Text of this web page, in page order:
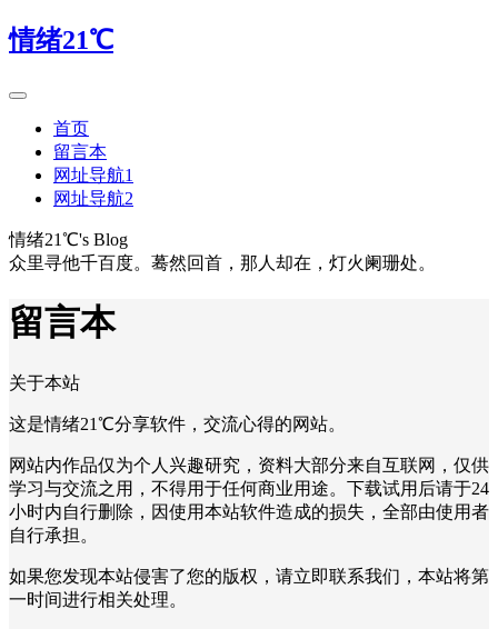
情绪21℃
首页
留言本
网址导航1
网址导航2
情绪21℃'s Blog
众里寻他千百度。蓦然回首，那人却在，灯火阑珊处。
留言本
关于本站
这是情绪21℃分享软件，交流心得的网站。
网站内作品仅为个人兴趣研究，资料大部分来自互联网，仅供
学习与交流之用，不得用于任何商业用途。下载试用后请于24
小时内自行删除，因使用本站软件造成的损失，全部由使用者
自行承担。
如果您发现本站侵害了您的版权，请立即联系我们，本站将第
一时间进行相关处理。